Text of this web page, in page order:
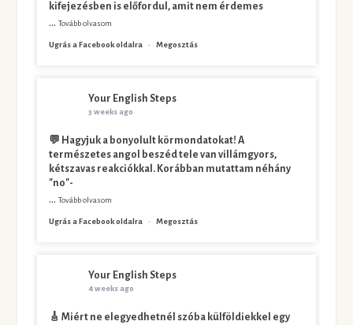
kifejezésben is előfordul, amit nem érdemes
...Tovább olvasom
Ugrás a Facebook oldalra · Megosztás
Your English Steps
3 weeks ago
💬 Hagyjuk a bonyolult körmondatokat! A
természetes angol beszéd tele van villámgyors,
kétszavas reakciókkal. Korábban mutattam néhány
"no"-
...Tovább olvasom
Ugrás a Facebook oldalra · Megosztás
Your English Steps
4 weeks ago
🎸 Miért ne elegyedhetnél szóba külföldiekkel egy